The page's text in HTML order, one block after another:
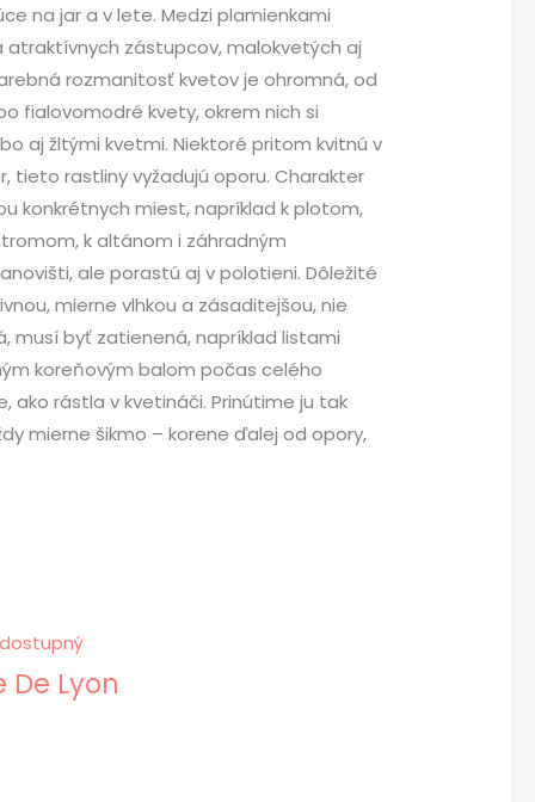
na jar a v lete. Medzi plamienkami
zástupcov, malokvetých aj
rozmanitosť kvetov je ohromná, od
fialovomodré kvety, okrem nich si
aj žltými kvetmi. Niektoré pritom kvitnú v
tieto rastliny vyžadujú oporu. Charakter
konkrétnych miest, napríklad k plotom,
k altánom i záhradným
ale porastú aj v polotieni. Dôležité
mierne vlhkou a zásaditejšou, nie
musí byť zatienená, napríklad listami
koreňovým balom počas celého
ako rástla v kvetináči. Prinútime ju tak
mierne šikmo – korene ďalej od opory,
Lyon